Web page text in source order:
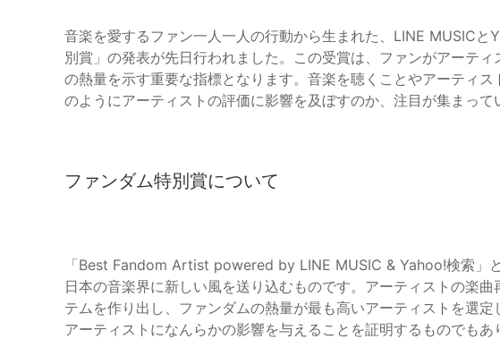
音楽を愛するファン一人一人の行動から生まれた、LINE MUSIC
別賞」の発表が先日行われました。この受賞は、ファンがアーテ
の熱量を示す重要な指標となります。音楽を聴くことやアーティ
のようにアーティストの評価に影響を及ぼすのか、注目が集まって
ファンダム特別賞について
「Best Fandom Artist powered by LINE MUSIC & Yahoo!検索」
日本の音楽界に新しい風を送り込むものです。アーティストの楽
テムを作り出し、ファンダムの熱量が最も高いアーティストを選
アーティストになんらかの影響を与えることを証明するものでもあ